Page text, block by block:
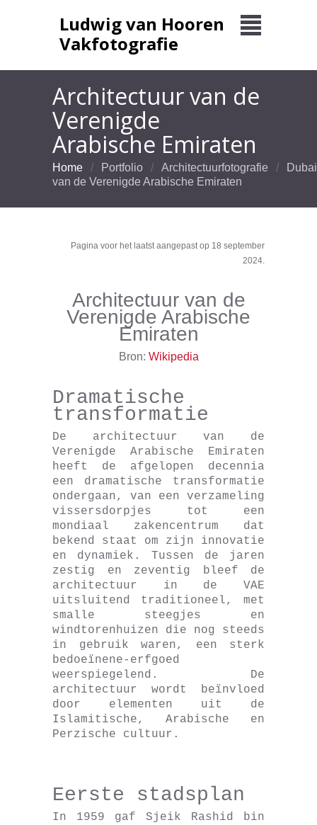
Ludwig van Hooren
Vakfotografie
Architectuur van de
Verenigde
Arabische Emiraten
Home Portfolio Architectuurfotografie
Dubai
van de Verenigde Arabische Emiraten
Pagina voor het laatst aangepast op 18 september
2024.
Architectuur van de
Verenigde Arabische
Emiraten
Bron: Wikipedia
Dramatische
transformatie
De architectuur van de
Verenigde Arabische Emiraten
heeft de afgelopen decennia
een dramatische transformatie
ondergaan, van een verzameling
vissersdorpjes tot een
mondiaal zakencentrum dat
bekend staat om zijn innovatie
en dynamiek. Tussen de jaren
zestig en zeventig bleef de
architectuur in de VAE
uitsluitend traditioneel, met
smalle steegjes en
windtorenhuizen die nog steeds
in gebruik waren, een sterk
bedoeïnene-erfgoed
weerspiegelend. De
architectuur wordt beïnvloed
door elementen uit de
Islamitische, Arabische en
Perzische cultuur.
Eerste stadsplan
In 1959 gaf Sjeik Rashid bin